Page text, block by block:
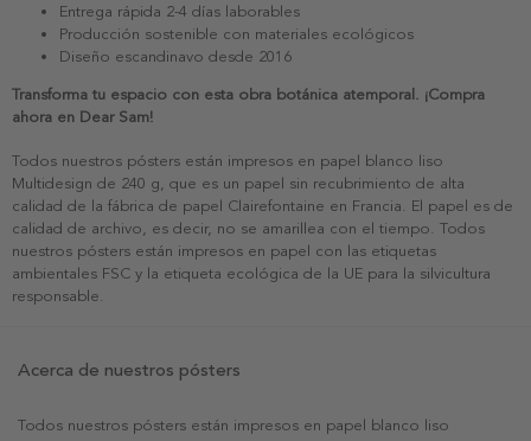
Entrega rápida 2-4 días laborables
Producción sostenible con materiales ecológicos
Diseño escandinavo desde 2016
Transforma tu espacio con esta obra botánica atemporal. ¡Compra
ahora en Dear Sam!
Todos nuestros pósters están impresos en papel blanco liso
Multidesign de 240 g, que es un papel sin recubrimiento de alta
calidad de la fábrica de papel Clairefontaine en Francia. El papel es de
calidad de archivo, es decir, no se amarillea con el tiempo. Todos
nuestros pósters están impresos en papel con las etiquetas
ambientales FSC y la etiqueta ecológica de la UE para la silvicultura
responsable.
Acerca de nuestros pósters
Todos nuestros pósters están impresos en papel blanco liso